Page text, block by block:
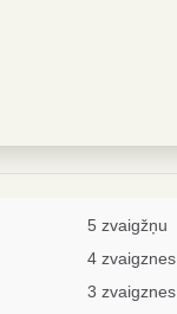
5 zvaigžņu
4 zvaigznes
3 zvaigznes